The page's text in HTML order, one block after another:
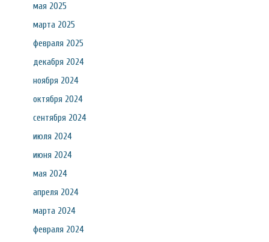
мая 2025
марта 2025
февраля 2025
декабря 2024
ноября 2024
октября 2024
сентября 2024
июля 2024
июня 2024
мая 2024
апреля 2024
марта 2024
февраля 2024